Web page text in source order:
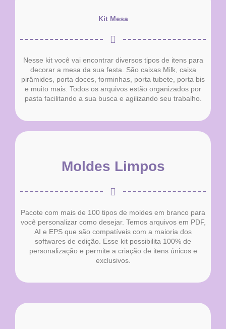
Kit Mesa
Nesse kit você vai encontrar diversos tipos de itens para
decorar a mesa da sua festa. São caixas Milk, caixa
pirâmides, porta doces, forminhas, porta tubete, porta bis
e muito mais. Todos os arquivos estão organizados por
pasta facilitando a sua busca e agilizando seu trabalho.
Moldes Limpos
Pacote com mais de 100 tipos de moldes em branco para
você personalizar como desejar. Temos arquivos em PDF,
AI e EPS que são compatíveis com a maioria dos
softwares de edição. Esse kit possibilita 100% de
personalização e permite a criação de itens únicos e
exclusivos.